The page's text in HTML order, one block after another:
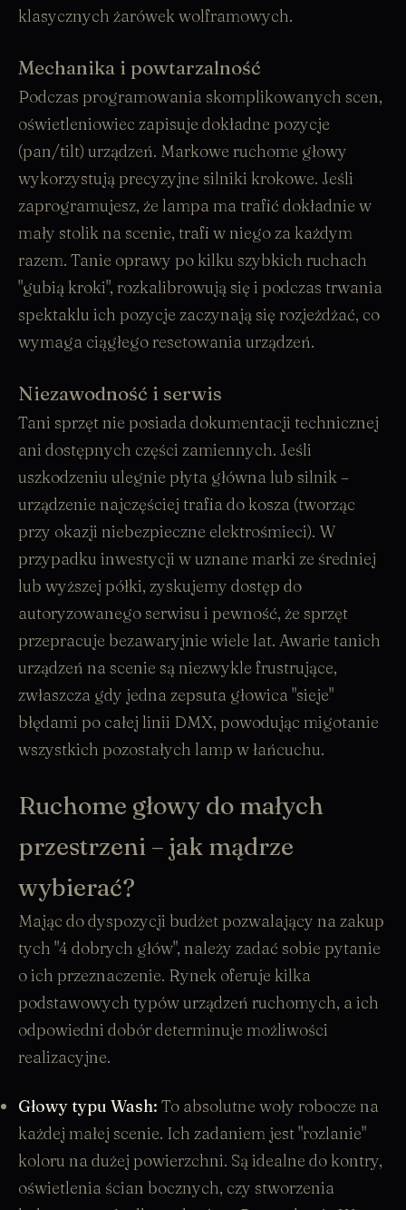
klasycznych żarówek wolframowych.
Mechanika i powtarzalność
Podczas programowania skomplikowanych scen,
oświetleniowiec zapisuje dokładne pozycje
(pan/tilt) urządzeń. Markowe ruchome głowy
wykorzystują precyzyjne silniki krokowe. Jeśli
zaprogramujesz, że lampa ma trafić dokładnie w
mały stolik na scenie, trafi w niego za każdym
razem. Tanie oprawy po kilku szybkich ruchach
"gubią kroki", rozkalibrowują się i podczas trwania
spektaklu ich pozycje zaczynają się rozjeżdżać, co
wymaga ciągłego resetowania urządzeń.
Niezawodność i serwis
Tani sprzęt nie posiada dokumentacji technicznej
ani dostępnych części zamiennych. Jeśli
uszkodzeniu ulegnie płyta główna lub silnik –
urządzenie najczęściej trafia do kosza (tworząc
przy okazji niebezpieczne elektrośmieci). W
przypadku inwestycji w uznane marki ze średniej
lub wyższej półki, zyskujemy dostęp do
autoryzowanego serwisu i pewność, że sprzęt
przepracuje bezawaryjnie wiele lat. Awarie tanich
urządzeń na scenie są niezwykle frustrujące,
zwłaszcza gdy jedna zepsuta głowica "sieje"
błędami po całej linii DMX, powodując migotanie
wszystkich pozostałych lamp w łańcuchu.
Ruchome głowy do małych
przestrzeni – jak mądrze
wybierać?
Mając do dyspozycji budżet pozwalający na zakup
tych "4 dobrych głów", należy zadać sobie pytanie
o ich przeznaczenie. Rynek oferuje kilka
podstawowych typówurządzeń ruchomych, a ich
odpowiedni dobór determinuje możliwości
realizacyjne.
Głowy typu Wash: To absolutne woły robocze na
każdej małej scenie. Ich zadaniem jest "rozlanie"
koloru na dużej powierzchni. Są idealne do kontry,
oświetlenia ścian bocznych, czy stworzenia